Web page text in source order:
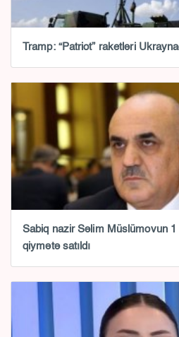
Tramp: “Patriot” raketləri
Sabiq nazir Səlim Müslümovun 1
qiymətə satıldı